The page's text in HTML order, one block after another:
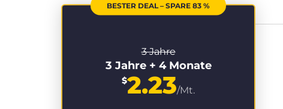
BESTER DEAL – SPARE 83 %
3 Jahre
3 Jahre + 4 Monate
$2.23/Mt.